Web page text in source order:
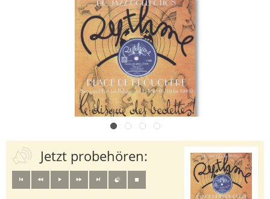
Jetzt probehören: